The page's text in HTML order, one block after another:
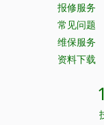
报修服务
常见问题
维保服务
资料下载